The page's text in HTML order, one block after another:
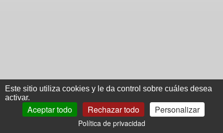
Este sitio utiliza cookies y le da control sobre cuáles desea
activar.
Aceptar todo Rechazar todo Personalizar
Política de privacidad